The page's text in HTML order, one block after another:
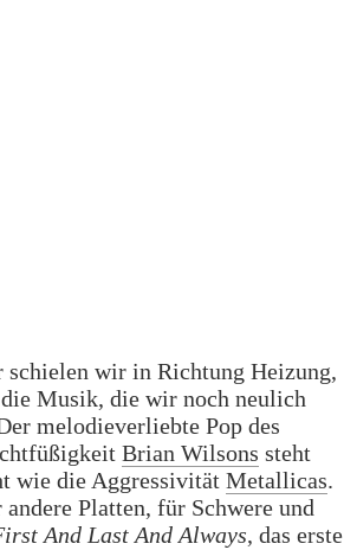
wir in Richtung Heizung,
Musik, die wir noch neulich
melodieverliebte Pop des
Brian Wilsons steht
wie die Aggressivität Metallicas.
Platten, für Schwere und
And Last And Always, das erste